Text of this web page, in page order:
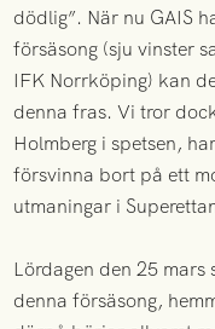
dödlig”. När nu GAIS
försäsong (sju vinster
IFK Norrköping) kan
denna fras. Vi tror
Holmberg i spetsen,
försvinna bort på ett
utmaningar i
Lördagen den 25 mars
denna försäsong,